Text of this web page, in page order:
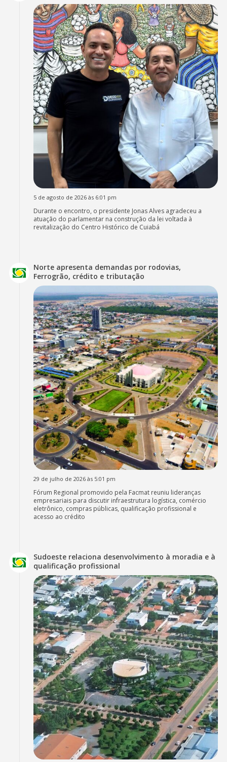
5 de agosto de 2026 às 6:01 pm
Durante o encontro, o presidente Jonas Alves agradeceu a
atuação do parlamentar na construção da lei voltada à
revitalização do Centro Histórico de Cuiabá
Norte apresenta demandas por rodovias,
Ferrogrão, crédito e tributação
29 de julho de 2026 às 5:01 pm
Fórum Regional promovido pela Facmat reuniu lideranças
empresariais para discutir infraestrutura logística, comércio
eletrônico, compras públicas, qualificação profissional e
acesso ao crédito
Sudoeste relaciona desenvolvimento à moradia e à
qualificação profissional